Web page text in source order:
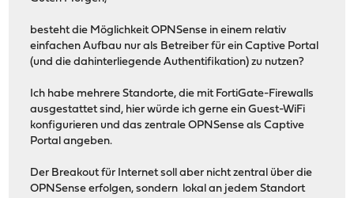
besteht die Möglichkeit OPNSense in einem relativ
einfachen Aufbau nur als Betreiber für ein Captive Portal
(und die dahinterliegende Authentifikation) zu nutzen?
Ich habe mehrere Standorte, die mit FortiGate-Firewalls
ausgestattet sind, hier würde ich gerne ein Guest-WiFi
konfigurieren und das zentrale OPNSense als Captive
Portal angeben.
Der Breakout für Internet soll aber nicht zentral über die
OPNSense erfolgen, sondern lokal an jedem Standort